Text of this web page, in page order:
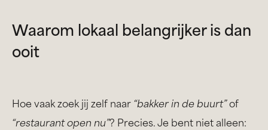
Waarom lokaal belangrijker is dan
ooit
Hoe vaak zoek jij zelf naar “bakker in de buurt” of
“restaurant open nu”? Precies. Je bent niet alleen: